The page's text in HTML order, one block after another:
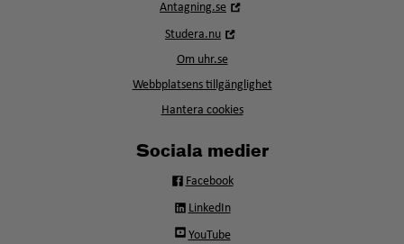
Antagning.se
Studera.nu
fönster
Om uhr.se
Webbplatsens tillgänglighet
Hantera cookies
Sociala medier
Facebook
LinkedIn
YouTube